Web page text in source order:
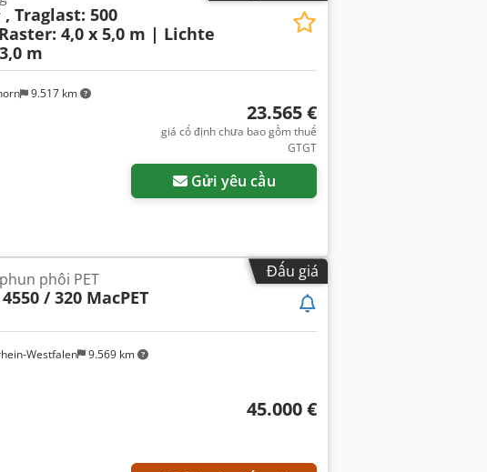
9.517 km
, Traglast: 500
Raster: 4,0 x 5,0 m | Lichte
m
23.565 €
giá cố định chưa bao gồm thuế
GTGT
Gửi yêu cầu
Đấu giá
Westfalen 9.569 km
phôi PET
4550 / 320 MacPET
45.000 €